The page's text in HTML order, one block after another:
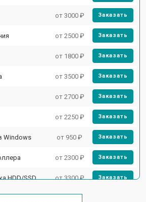
от 3000 ₽ Заказать
от 2500 ₽ Заказать
от 1800 ₽ Заказать
от 3500 ₽ Заказать
от 2700 ₽ Заказать
от 2250 ₽ Заказать
Windows от 950 ₽ Заказать
от 2300 ₽ Заказать
HDD/SSD от 3300 ₽ Заказать